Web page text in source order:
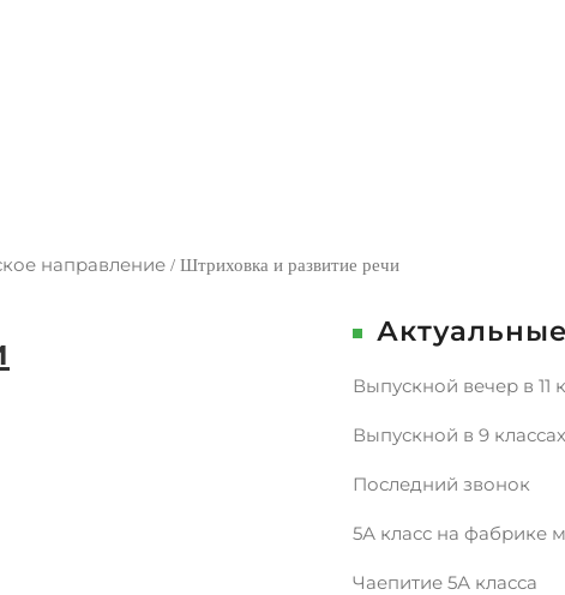
направление / Штриховка и развитие речи
Выпускной вечер в 11
Выпускной в 9 классах
Последний звонок
5А класс на фабрике
Чаепитие 5А класса